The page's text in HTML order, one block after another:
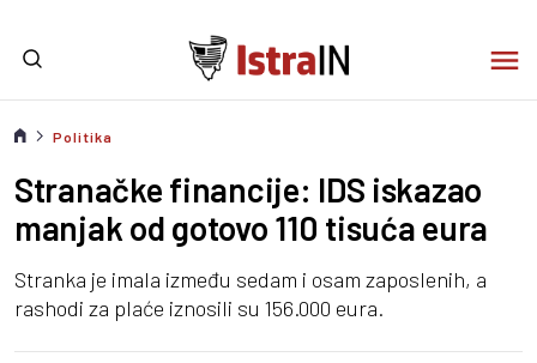
Politika
Stranačke financije: IDS iskazao
manjak od gotovo 110 tisuća eura
Stranka je imala između sedam i osam zaposlenih, a
rashodi za plaće iznosili su 156.000 eura.